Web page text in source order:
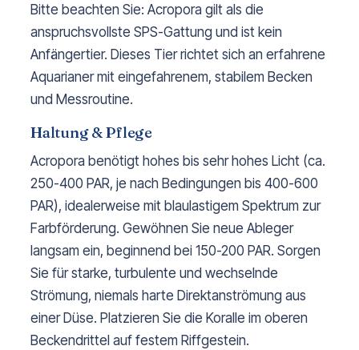
Bitte beachten Sie: Acropora gilt als die
anspruchsvollste SPS-Gattung und ist kein
Anfängertier. Dieses Tier richtet sich an erfahrene
Aquarianer mit eingefahrenem, stabilem Becken
und Messroutine.
Haltung & Pflege
Acropora benötigt hohes bis sehr hohes Licht (ca.
250-400 PAR, je nach Bedingungen bis 400-600
PAR), idealerweise mit blaulastigem Spektrum zur
Farbförderung. Gewöhnen Sie neue Ableger
langsam ein, beginnend bei 150-200 PAR. Sorgen
Sie für starke, turbulente und wechselnde
Strömung, niemals harte Direktanströmung aus
einer Düse. Platzieren Sie die Koralle im oberen
Beckendrittel auf festem Riffgestein.